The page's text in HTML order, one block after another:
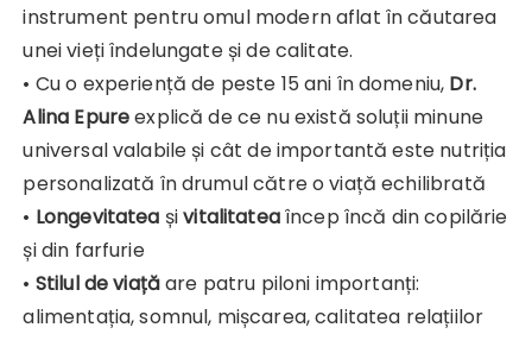
instrument pentru omul modern aflat în căutarea
unei vieți îndelungate și de calitate.
• Cu o experiență de peste 15 ani în domeniu, Dr.
Alina Epureexplică de ce nu există soluții minune
universal valabile și cât de importantă este nutriția
personalizată în drumul către o viață echilibrată
• Longevitatea șivitalitateaîncep încă din copilărie
și din farfurie
• Stilul de viațăare patru piloni importanți:
alimentația, somnul, mișcarea, calitatea relațiilor